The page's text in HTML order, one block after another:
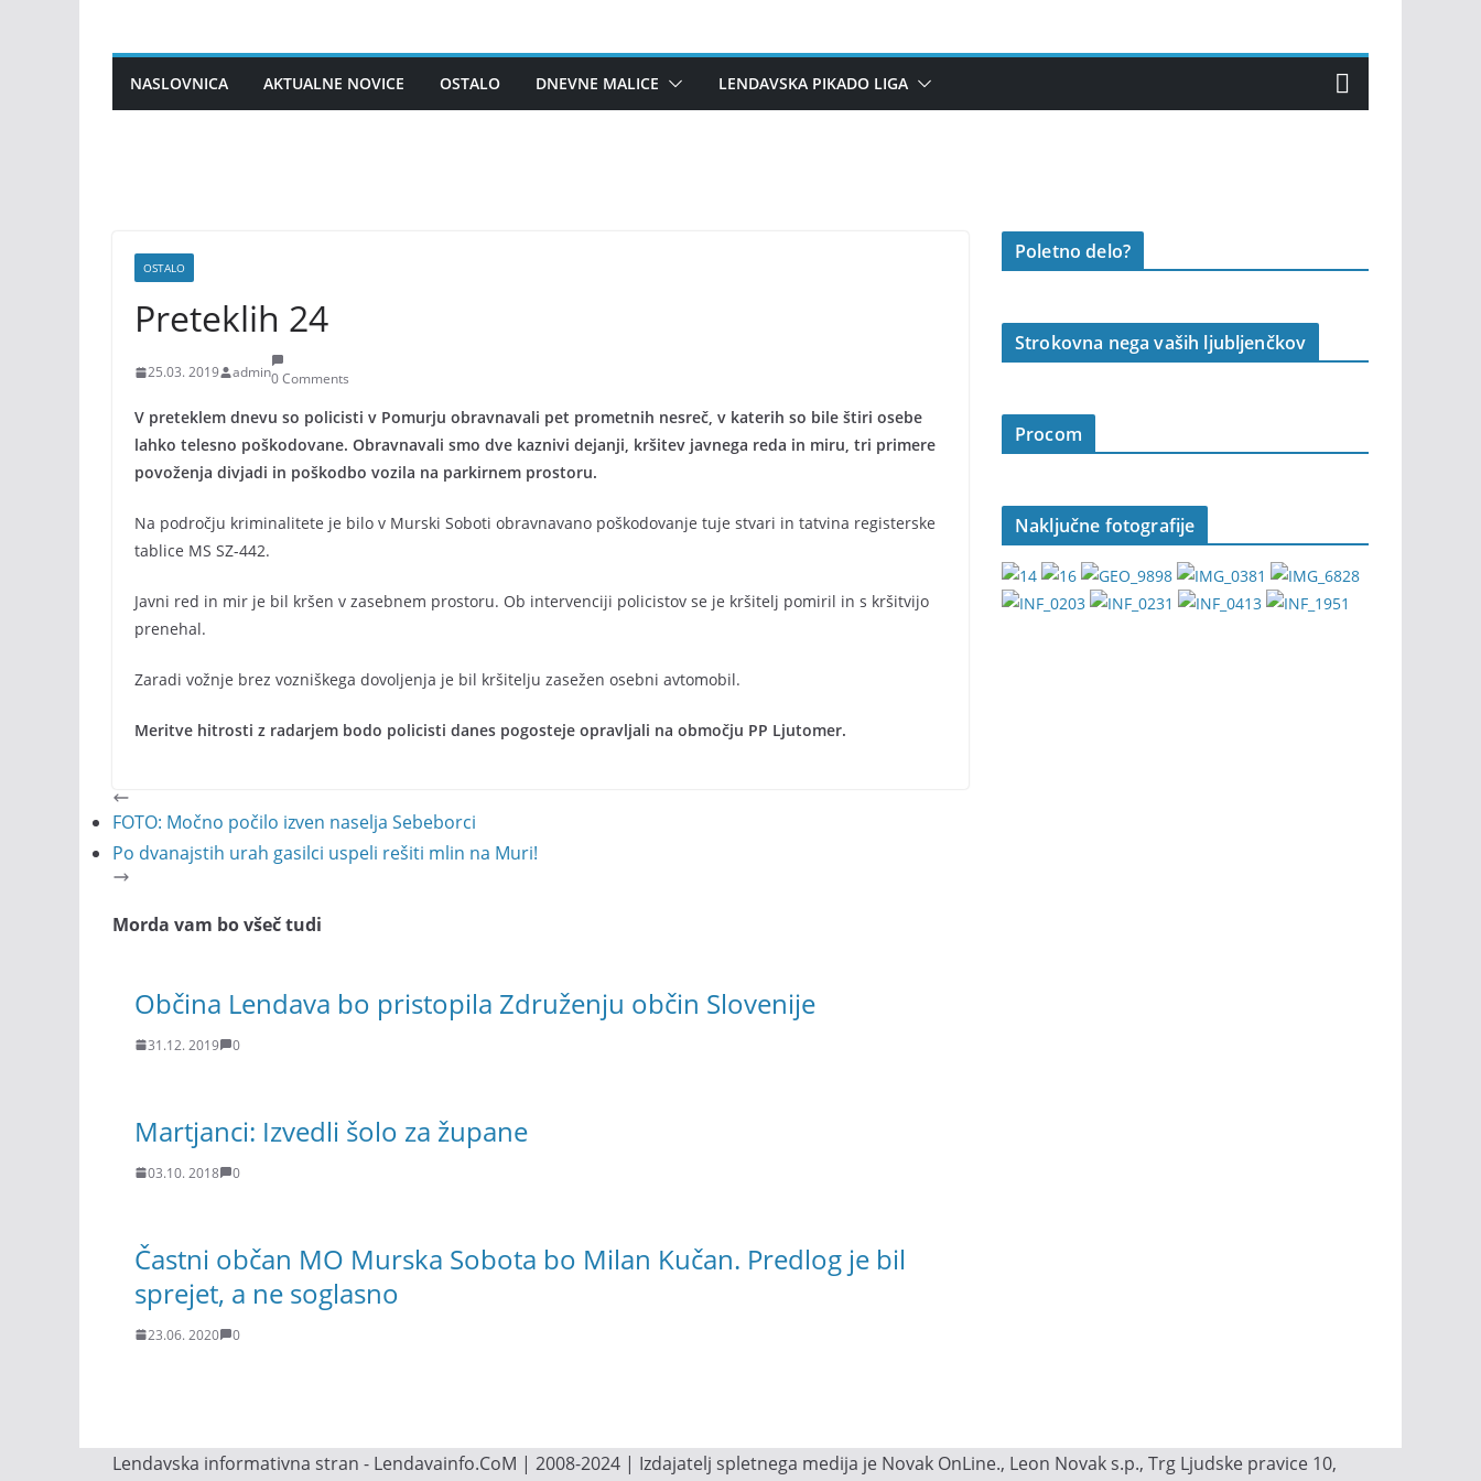
contentNASLOVNICA AKTUALNE NOVICE OSTALO DNEVNE MALICE LENDAVSKA PIKADO LIGA
OSTALO
Preteklih 24
25.03. 2019 admin0 Comments
V preteklem dnevu so policisti v Pomurju obravnavali pet prometnih nesreč, v katerih so bile štiri osebe
lahko telesno poškodovane. Obravnavali smo dve kaznivi dejanji, kršitev javnega reda in miru, tri primere
povoženja divjadi in poškodbo vozila na parkirnem prostoru.
Na področju kriminalitete je bilo v Murski Soboti obravnavano poškodovanje tuje stvari in tatvina registerske
tablice MS SZ-442.
Javni red in mir je bil kršen v zasebnem prostoru. Ob intervenciji policistov se je kršitelj pomiril in s kršitvijo
prenehal.
Zaradi vožnje brez vozniškega dovoljenja je bil kršitelju zasežen osebni avtomobil.
Meritve hitrosti z radarjem bodo policisti danes pogosteje opravljali na območju PP Ljutomer.
FOTO: Močno počilo izven naselja Sebeborci
Po dvanajstih urah gasilci uspeli rešiti mlin na Muri!
Morda vam bo všeč tudi
Občina Lendava bo pristopila Združenju občin Slovenije
31.12. 2019 0
Martjanci: Izvedli šolo za župane
03.10. 2018 0
Častni občan MO Murska Sobota bo Milan Kučan. Predlog je bil
sprejet, a ne soglasno
23.06. 2020 0
Poletno delo?
Strokovna nega vaših ljubljenčkov
Procom
Naključne fotografije
Lendavska informativna stran - Lendavainfo.CoM | 2008-2024 | Izdajatelj spletnega medija je Novak OnLine., Leon Novak s.p., Trg Ljudske pravice 10,